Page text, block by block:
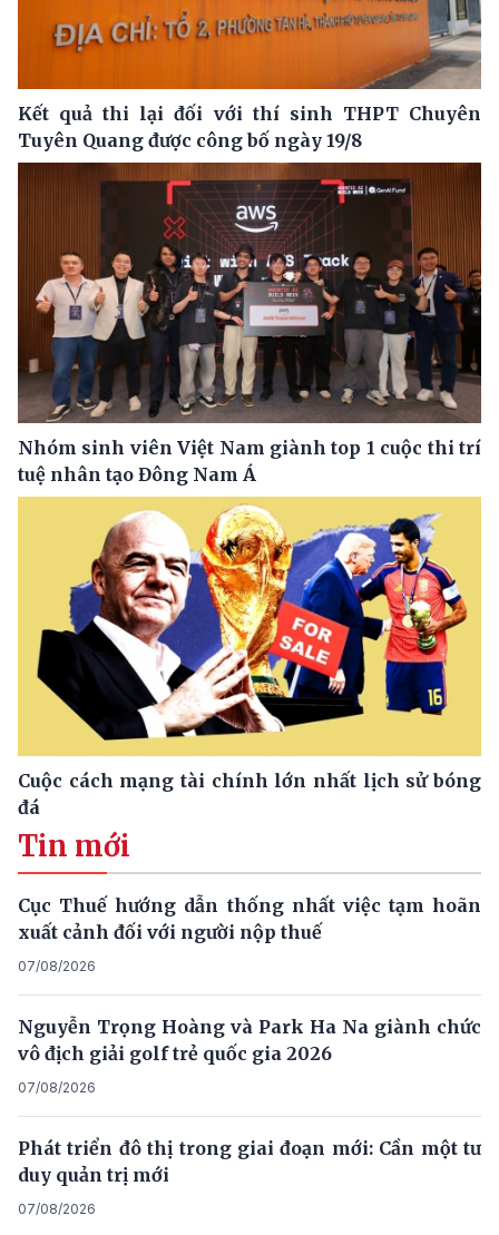
Kết quả thi lại đối với thí sinh THPT Chuyên
Tuyên Quang được công bố ngày 19/8
Nhóm sinh viên Việt Nam giành top 1 cuộc thi trí
tuệ nhân tạo Đông Nam Á
Cuộc cách mạng tài chính lớn nhất lịch sử bóng
đá
Tin mới
Cục Thuế hướng dẫn thống nhất việc tạm hoãn
xuất cảnh đối với người nộp thuế
07/08/2026
Nguyễn Trọng Hoàng và Park Ha Na giành chức
vô địch giải golf trẻ quốc gia 2026
07/08/2026
Phát triển đô thị trong giai đoạn mới: Cần một tư
duy quản trị mới
07/08/2026